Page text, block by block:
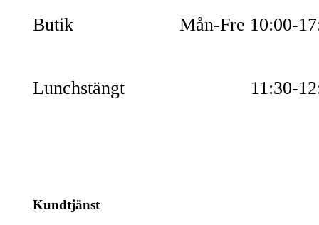
Butik Mån-Fre 10:00-
Lunchstängt 11:30-
Kundtjänst